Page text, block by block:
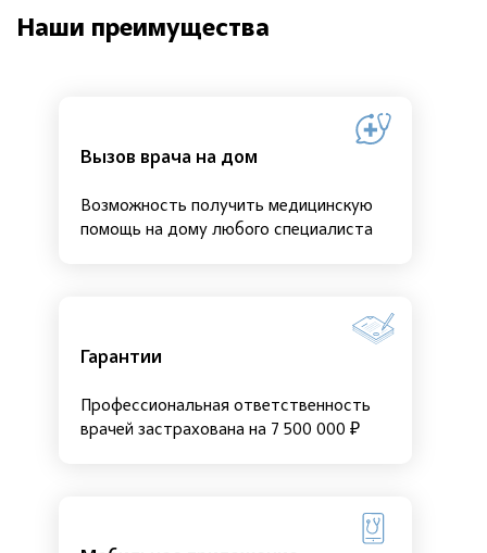
Наши преимущества
Вызов врача на дом
Возможность получить медицинскую
помощь на дому любого специалиста
Гарантии
Профессиональная ответственность
врачей застрахована на 7 500 000 ₽